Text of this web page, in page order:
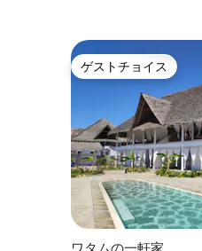
ゲストチョイス
ゲストチョイス